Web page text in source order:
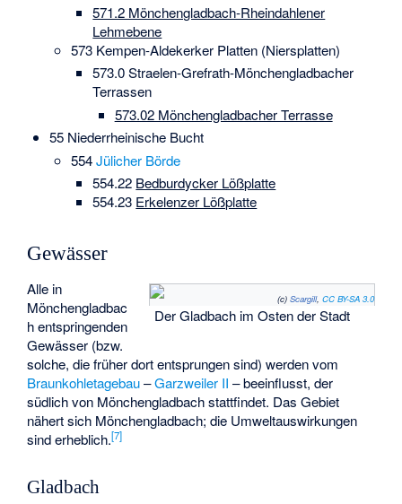
571.2 Mönchengladbach-Rheindahlener
Lehmebene
573 Kempen-Aldekerker Platten (Niersplatten)
573.0 Straelen-Grefrath-Mönchengladbacher
Terrassen
573.02 Mönchengladbacher Terrasse
55 Niederrheinische Bucht
554Jülicher Börde
554.22 Bedburdycker Lößplatte
554.23 Erkelenzer Lößplatte
Gewässer
(c) Scargill, CC BY-SA 3.0
Der Gladbach im Osten der Stadt
Alle in
Mönchengladbac
h entspringenden
Gewässer (bzw.
solche, die früher dort entsprungen sind) werden vom
Braunkohletagebau–Garzweiler II – beeinflusst, der
südlich von Mönchengladbach stattfindet. Das Gebiet
nähert sich Mönchengladbach; die Umweltauswirkungen
sind erheblich.[7]
Gladbach